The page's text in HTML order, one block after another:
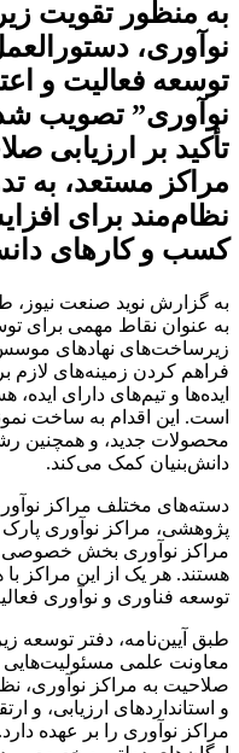
به منظور تقویت
نوآوری،
توسعه فعالیت و
نوآوری” تصویب
تأکید بر ارزیابی
مراکز مستعد، به
نظام‌مند برای
کسب و کارهای
به گزارش نوید صنعت نیوز،
به عنوان نقاط مهمی برای
زیرساخت‌های نهادهای
فراهم کردن زمینه‌های
ایده‌ها و تیم‌های دارای
است. این اقدام به ساخت
محصولات جدید، و همچنین
دانش‌بنیان کمک می‌کند.
دسته‌های مختلف مراکز
پژوهشی، مراکز نوآوری
مراکز نوآوری بخش خصوصی
هستند. هر یک از این
توسعه فناوری و نوآوری
طبق آیین‌نامه، دفتر
معاونت علمی مسئولیت‌هایی
صلاحیت به مراکز نوآوری،
و استانداردهای ارزیابی، و
مراکز نوآوری را بر عهده